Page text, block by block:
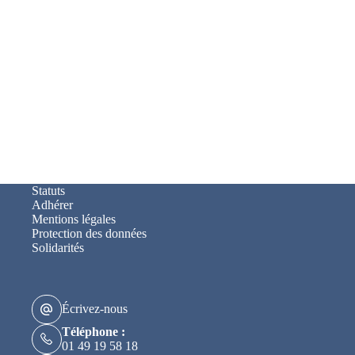
Statuts
Adhérer
Mentions légales
Protection des données
Solidarités
Écrivez-nous
Téléphone :
01 49 19 58 18